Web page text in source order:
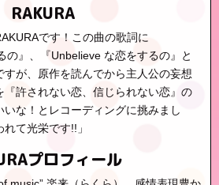
RAKURA
です！この曲の歌詞に
の』、『Unbelieve な恋をするの』と
すが、原作を読んでから主人公の妄想
許されない恋、信じられない恋』の
いな！とレコーディングに挑みまし
て光栄です!!」
プロフィール